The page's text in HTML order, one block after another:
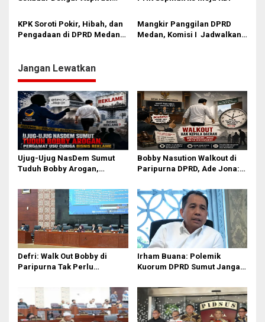
KPK Soroti Pokir, Hibah, dan
Pengadaan di DPRD Medan:
Awal
Mangkir Panggilan DPRD
Medan, Komisi I Jadwalkan
Jangan Lewatkan
Ujug-Ujug NasDem Sumut
Tuduh Bobby Arogan,
Reklame
Bobby Nasution Walkout di
Paripurna DPRD, Ade Jona:
Boleh Terbuang Sia-sia
Defri: Walk Out Bobby di
Paripurna Tak Perlu
Kourum
Irham Buana: Polemik
Kuorum DPRD Sumut Jangan
Internal